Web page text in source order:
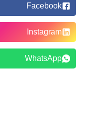
Facebook
Instagram
WhatsApp